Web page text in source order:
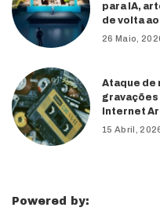
para IA,
de volta
26 Maio,
Ataque de
gravações
Internet
15 Abril,
Powered by: